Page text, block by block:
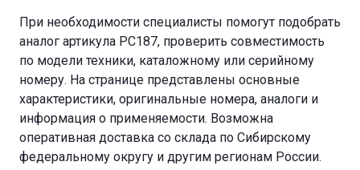
При необходимости специалисты помогут подобрать
аналог артикула PC187, проверить совместимость
по модели техники, каталожному или серийному
номеру. На странице представлены основные
характеристики, оригинальные номера, аналоги и
информация о применяемости. Возможна
оперативная доставка со склада по Сибирскому
федеральному округу и другим регионам России.